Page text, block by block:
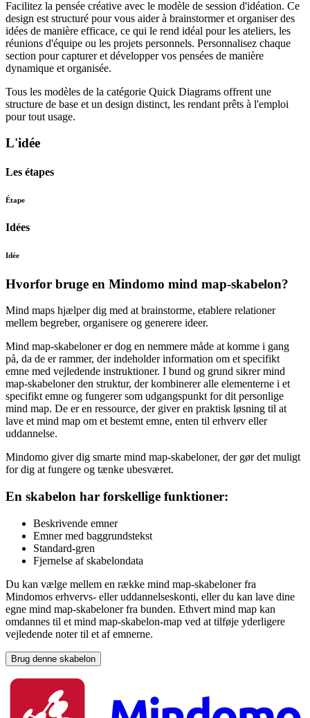
Facilitez la pensée créative avec le modèle de session d'idéation. Ce
design est structuré pour vous aider à brainstormer et organiser des
idées de manière efficace, ce qui le rend idéal pour les ateliers, les
réunions d'équipe ou les projets personnels. Personnalisez chaque
section pour capturer et développer vos pensées de manière
dynamique et organisée.
Tous les modèles de la catégorie Quick Diagrams offrent une
structure de base et un design distinct, les rendant prêts à l'emploi
pour tout usage.
L'idée
Les étapes
Étape
Idées
Idée
Hvorfor bruge en Mindomo mind map-skabelon?
Mind maps hjælper dig med at brainstorme, etablere relationer
mellem begreber, organisere og generere ideer.
Mind map-skabeloner er dog en nemmere måde at komme i gang
på, da de er rammer, der indeholder information om et specifikt
emne med vejledende instruktioner. I bund og grund sikrer mind
map-skabeloner den struktur, der kombinerer alle elementerne i et
specifikt emne og fungerer som udgangspunkt for dit personlige
mind map. De er en ressource, der giver en praktisk løsning til at
lave et mind map om et bestemt emne, enten til erhverv eller
uddannelse.
Mindomo giver dig smarte mind map-skabeloner, der gør det muligt
for dig at fungere og tænke ubesværet.
En skabelon har forskellige funktioner:
Beskrivende emner
Emner med baggrundstekst
Standard-gren
Fjernelse af skabelondata
Du kan vælge mellem en række mind map-skabeloner fra
Mindomos erhvervs- eller uddannelseskonti, eller du kan lave dine
egne mind map-skabeloner fra bunden. Ethvert mind map kan
omdannes til et mind map-skabelon-map ved at tilføje yderligere
vejledende noter til et af emnerne.
Brug denne skabelon